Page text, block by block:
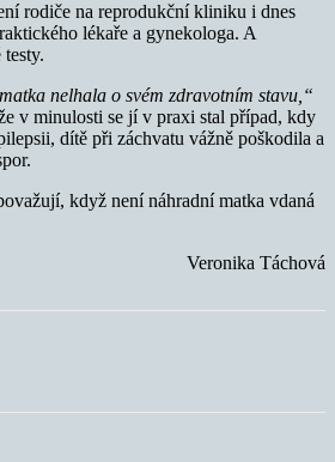
rodiče na reprodukční kliniku i dnes
lékaře a gynekologa. A
nelhala o svém zdravotním stavu,“
v minulosti se jí v praxi stal případ, kdy
dítě při záchvatu vážně poškodila a
když není náhradní matka vdaná
Veronika Táchová